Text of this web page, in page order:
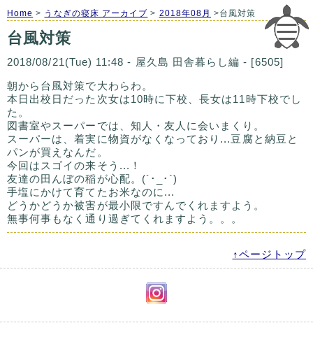
Home > うなぎの寝床 アーカイブ > 2018年08月 >台風対策
台風対策
2018/08/21(Tue) 11:48 - 屋久島 田舎暮らし編 - [6505]
朝から台風対策で大わらわ。
本日出校日だった次女は10時に下校、長女は11時下校でし
た。
図書室やスーパーでは、知人・友人に会いまくり。
スーパーは、着実に物資がなくなっており...豆腐と納豆と
パンが買えなんだ。
今回はスゴイの来そう...！
友達の田んぼの稲が心配。(´･_･`)
手塩にかけて育てたお米なのに...
どうかどうか被害が最小限ですんでくれますよう。
無事何事もなく通り過ぎてくれますよう。。。
↑ページトップ